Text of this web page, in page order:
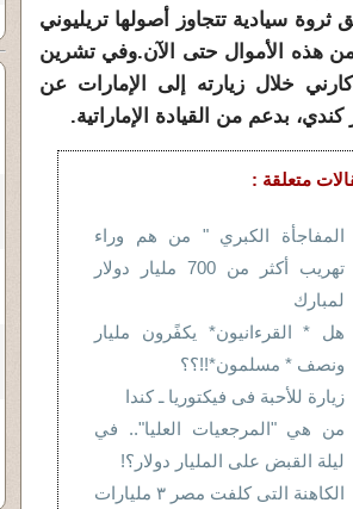
سيادية تتجاوز أصولها تريليوني
هذه الأموال حتى الآن.وفي تشرين
خلال زيارته إلى الإمارات عن
متعلقة :
المفاجأة الكبري " من هم وراء
تهريب أكثر من 700 مليار دولار
لمبارك
هل * القرءانيون* يكفًرون مليار
ونصف * مسلمون*!!؟؟
زيارة للأحبة فى فيكتوريا ـ كندا
من هي "المرجعيات العليا".. في
ليلة القبض على المليار دولار؟!
الكاهنة التى كلفت مصر ٣ مليارات